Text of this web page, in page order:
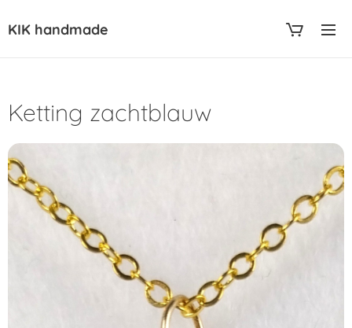
KIK handmade
Ketting zachtblauw